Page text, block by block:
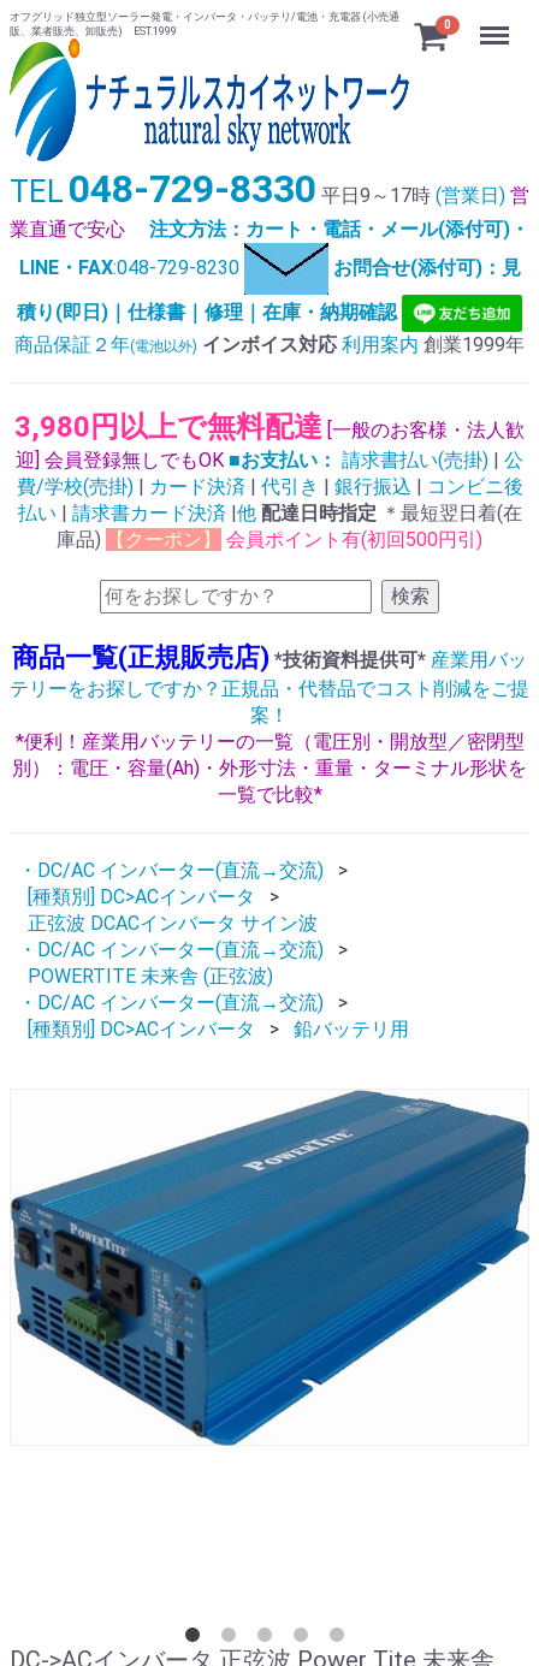
オフグリッド独立型ソーラー発電・インバータ・バッテリ/電池・充電器 (小売通
販、業者販売、卸販売) EST.1999
0 Menu
TEL 048-729-8330 平日9～17時 (営業日) 営
業直通で安心
注文方法：カート・電話・メール(添付可)・
LINE・FAX:048-729-8230
お問合せ(添付可)：見
積り(即日)｜仕様書｜修理｜在庫・納期確認
商品保証２年(電池以外) インボイス対応 利用案内 創業1999年
3,980円以上で無料配達 [一般のお客様・法人歓
迎] 会員登録無しでもOK ■お支払い： 請求書払い(売掛) | 公
費/学校(売掛) | カード決済 | 代引き | 銀行振込 | コンビニ後
払い | 請求書カード決済 |他 配達日時指定 ＊最短翌日着(在
庫品)
【クーポン】 会員ポイント有(初回500円引)
検索
商品一覧(正規販売店) *技術資料提供可* 産業用バッ
テリーをお探しですか？正規品・代替品でコスト削減をご提
案！
*便利！産業用バッテリーの一覧（電圧別・開放型／密閉型
別）：電圧・容量(Ah)・外形寸法・重量・ターミナル形状を
一覧で比較*
・DC/AC インバーター(直流→交流)
[種類別] DC>ACインバータ
正弦波 DCACインバータ サイン波
・DC/AC インバーター(直流→交流)
POWERTITE 未来舎 (正弦波)
・DC/AC インバーター(直流→交流)
[種類別] DC>ACインバータ
鉛バッテリ用
DC->ACインバータ 正弦波 Power Tite 未来舎